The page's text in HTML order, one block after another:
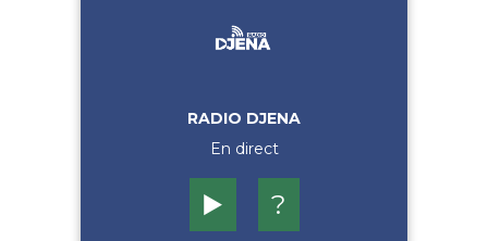
RADIO DJENA
En direct
▶️ ?